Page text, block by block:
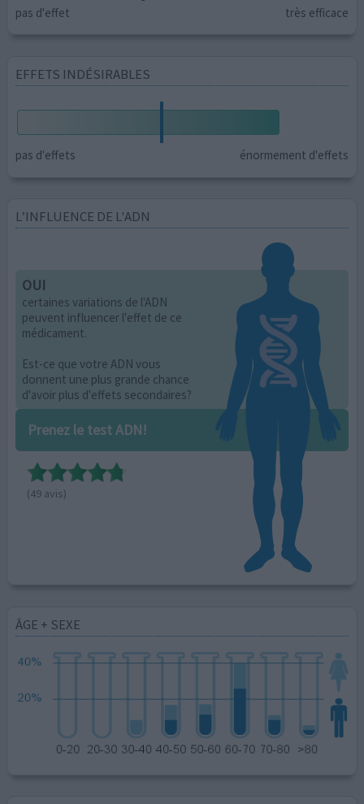
pas d'effet très efficace
EFFETS INDÉSIRABLES
pas d'effets énormement d'effets
L’INFLUENCE DE L'ADN
OUI
certaines variations de l'ADN
peuvent influencer l'effet de ce
médicament.
Est-ce que votre ADN vous
donnent une plus grande chance
d'avoir plus d'effets secondaires?
Prenez le test ADN!
(49 avis)
ÂGE + SEXE